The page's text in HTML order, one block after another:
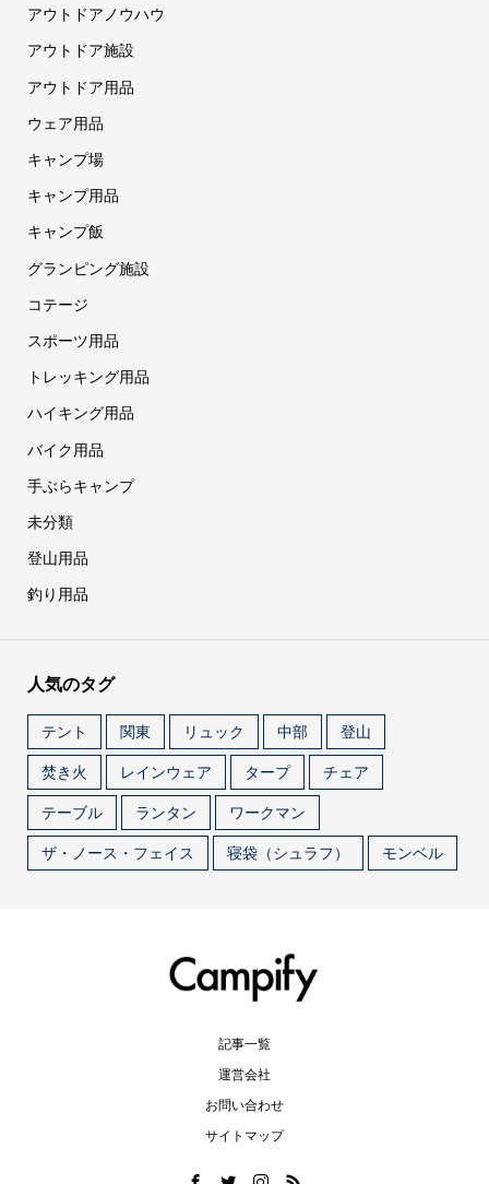
アウトドアノウハウ
アウトドア施設
アウトドア用品
ウェア用品
キャンプ場
キャンプ用品
キャンプ飯
グランピング施設
コテージ
スポーツ用品
トレッキング用品
ハイキング用品
バイク用品
手ぶらキャンプ
未分類
登山用品
釣り用品
人気のタグ
テント 関東 リュック 中部
登山
焚き火
レインウェア タープ
チェア
テーブル
ランタン
ワークマン
ザ・ノース・フェイス
寝袋（シュラフ） モンベル
記事一覧
運営会社
お問い合わせ
サイトマップ